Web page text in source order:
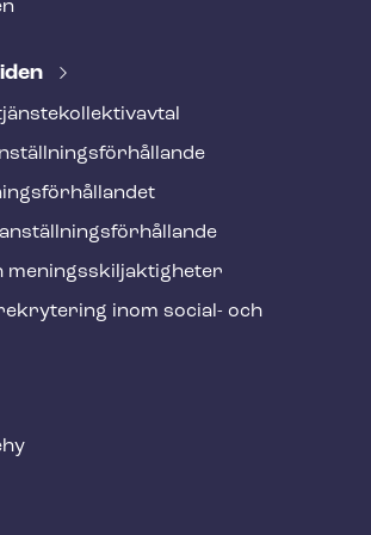
me­nings­skilj­ak­tig­he­ter
inom social- och